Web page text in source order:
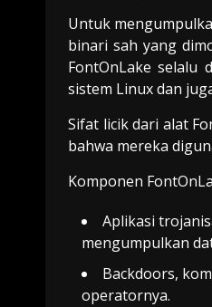
Untuk
binari sah yang
FontOnLake selalu
sistem Linux dan
Sifat licik dari alat
bahwa mereka
Komponen
Aplikasi
mengumpulkan
Backdoors,
operatornya.